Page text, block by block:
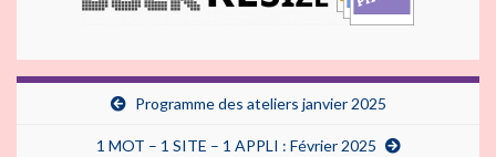
Programme des ateliers janvier 2025
1 MOT – 1 SITE – 1 APPLI : Février 2025